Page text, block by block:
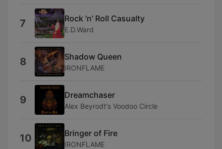
7 Rock 'n' Roll Casualty
E.D.Ward
8 Shadow Queen
IRONFLAME
9 Dreamchaser
Alex Beyrodt's Voodoo Circle
10 Bringer of Fire
IRONFLAME